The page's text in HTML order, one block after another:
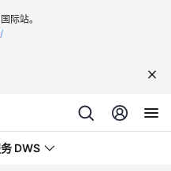
际站。
DWS